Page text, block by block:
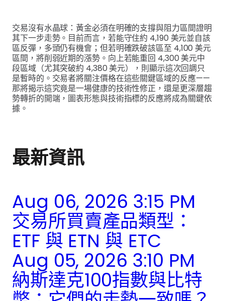
交易沒有水晶球：黃金必須在明確的支撐與阻力區間證明
其下一步走勢。目前而言，若能守住約 4,190 美元並自該
區反彈，多頭仍有機會；但若明確跌破該區至 4,100 美元
區間，將削弱近期的漲勢。向上若能重回 4,300 美元中
段區域（尤其突破約 4,380 美元），則顯示這次回調只
是暫時的。交易者將關注價格在這些關鍵區域的反應——
那將揭示這究竟是一場健康的技術性修正，還是更深層趨
勢轉折的開端，圖表形態與技術指標的反應將成為關鍵依
據。
最新資訊
Aug 06, 2026 3:15 PM
交易所買賣產品類型：
ETF 與 ETN 與 ETC
Aug 05, 2026 3:10 PM
納斯達克100指數與比特